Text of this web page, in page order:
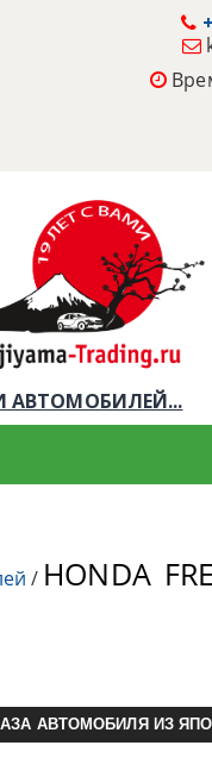
АВТОМОБИЛЕЙ...
/ HONDA
АВТОМОБИЛЯ ИЗ